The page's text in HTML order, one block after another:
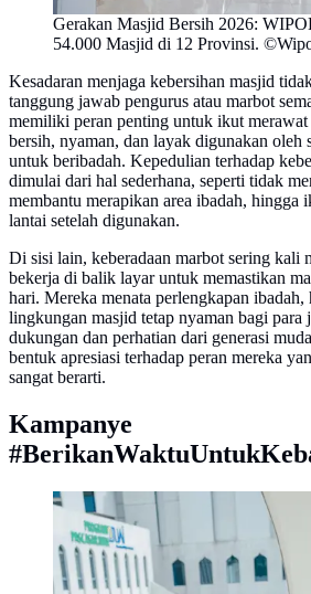
Gerakan Masjid Bersih 2026:
54.000 Masjid di 12 Provinsi.
Kesadaran menjaga kebersihan masjid
tanggung jawab pengurus atau marbot
memiliki peran penting untuk ikut merawat
bersih, nyaman, dan layak digunakan oleh
untuk beribadah. Kepedulian terhadap
dimulai dari hal sederhana, seperti tidak
membantu merapikan area ibadah, hingga
lantai setelah digunakan.
Di sisi lain, keberadaan marbot sering kali
bekerja di balik layar untuk memastikan
hari. Mereka menata perlengkapan ibadah,
lingkungan masjid tetap nyaman bagi para
dukungan dan perhatian dari generasi
bentuk apresiasi terhadap peran mereka
sangat berarti.
Kampanye